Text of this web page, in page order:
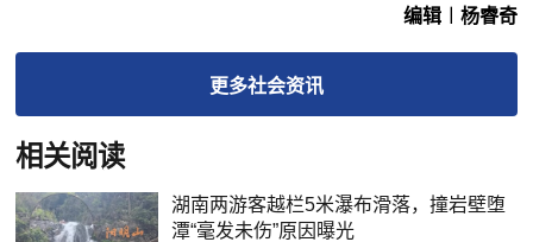
编辑︱杨睿奇
更多社会资讯
相关阅读
湖南两游客越栏5米瀑布滑落，撞岩壁堕
潭“毫发未伤”原因曝光